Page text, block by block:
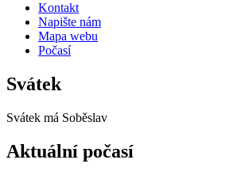
Kontakt
Napište nám
Mapa webu
Počasí
Svátek
Svátek má Soběslav
Aktuální počasí